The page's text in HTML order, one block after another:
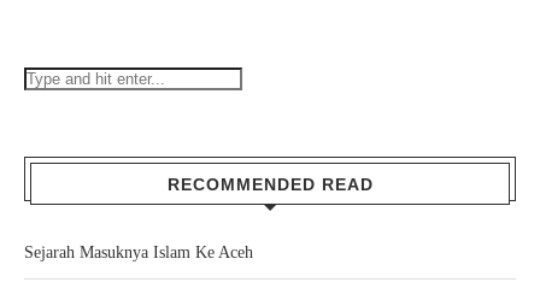
RECOMMENDED READ
Sejarah Masuknya Islam Ke Aceh